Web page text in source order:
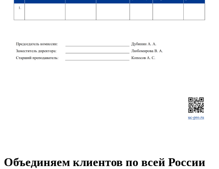
Объединяем клиентов по всей России